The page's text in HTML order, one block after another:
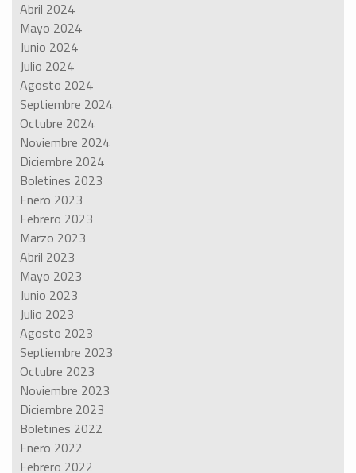
Abril 2024
Mayo 2024
Junio 2024
Julio 2024
Agosto 2024
Septiembre 2024
Octubre 2024
Noviembre 2024
Diciembre 2024
Boletines 2023
Enero 2023
Febrero 2023
Marzo 2023
Abril 2023
Mayo 2023
Junio 2023
Julio 2023
Agosto 2023
Septiembre 2023
Octubre 2023
Noviembre 2023
Diciembre 2023
Boletines 2022
Enero 2022
Febrero 2022